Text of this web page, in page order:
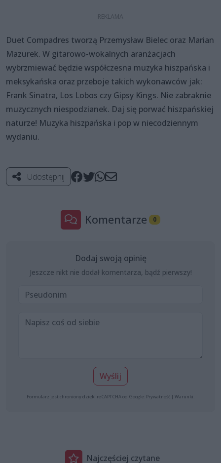
Duet Compadres tworzą Przemysław Bielec oraz Marian
Mazurek. W gitarowo-wokalnych aranżacjach
wybrzmiewać będzie współczesna muzyka hiszpańska i
meksykańska oraz przeboje takich wykonawców jak:
Frank Sinatra, Los Lobos czy Gipsy Kings. Nie zabraknie
muzycznych niespodzianek. Daj się porwać hiszpańskiej
naturze! Muzyka hiszpańska i pop w niecodziennym
wydaniu.
Udostępnij
Komentarze 0
Dodaj swoją opinię
Jeszcze nikt nie dodał komentarza, bądź pierwszy!
Wyślij
Formularz jest chroniony dzięki reCAPTCHA od Google: Prywatność | Warunki
Najczęściej czytane